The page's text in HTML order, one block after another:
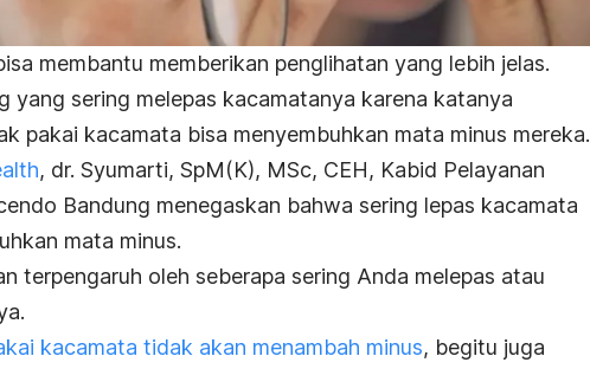
membantu memberikan penglihatan yang lebih jelas.
yang sering melepas kacamatanya karena katanya
pakai kacamata bisa menyembuhkan mata minus mereka.
, dr. Syumarti, SpM(K), MSc, CEH, Kabid Pelayanan
Bandung menegaskan bahwa sering lepas kacamata
mata minus.
terpengaruh oleh seberapa sering Anda melepas atau
kacamata tidak akan menambah minus, begitu juga